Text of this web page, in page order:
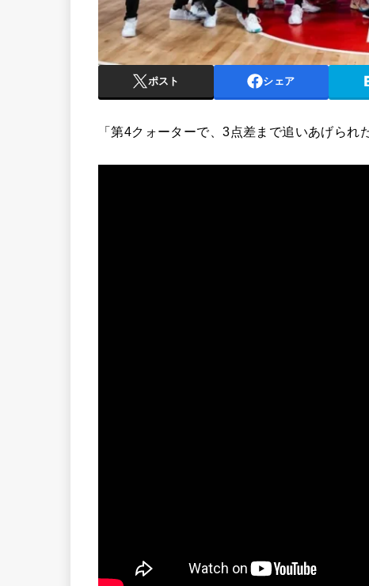
ポスト シェア
「第4クォーターで、3点差まで追いあげられ